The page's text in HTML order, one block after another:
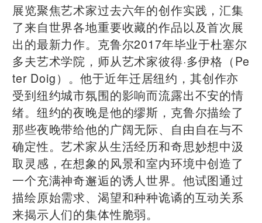
展览聚焦艺术家过去六年的创作实践，汇集
了来自世界各地重要收藏的作品以及首次展
出的最新力作。克鲁尔2017年毕业于杜塞尔
多夫艺术学院，师从艺术家彼得·多伊格（Pe
ter Doig）。他于近年迁居纽约，其创作亦
受到纽约城市氛围的影响而流露出不安的情
绪。纽约的夜晚是他的缪斯，克鲁尔描绘了
那些夜晚带给他的广阔无际、自由自在与不
确定性。艺术家从生活经历和奇思妙想中汲
取灵感，在想象的风景和室内环境中创造了
一个充满神奇邂逅的诱人世界。他试图通过
描绘原始需求、渴望和种种诡谲的互动关系
来揭示人们的集体性脆弱。